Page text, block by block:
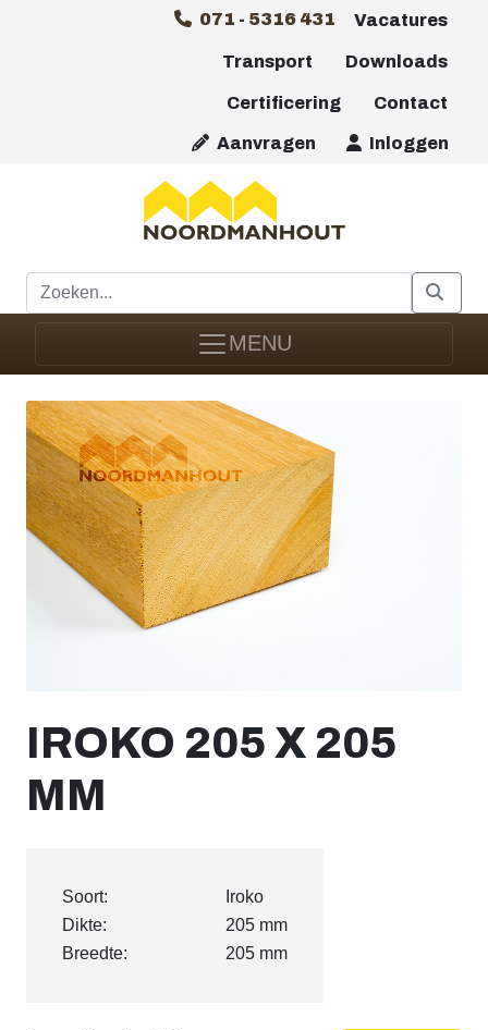
071 - 5316 431 Vacatures
Transport Downloads
Certificering Contact
Aanvragen Inloggen
MENU
IROKO 205 X 205
MM
Soort:
Iroko
Dikte:
205 mm
Breedte:
205 mm